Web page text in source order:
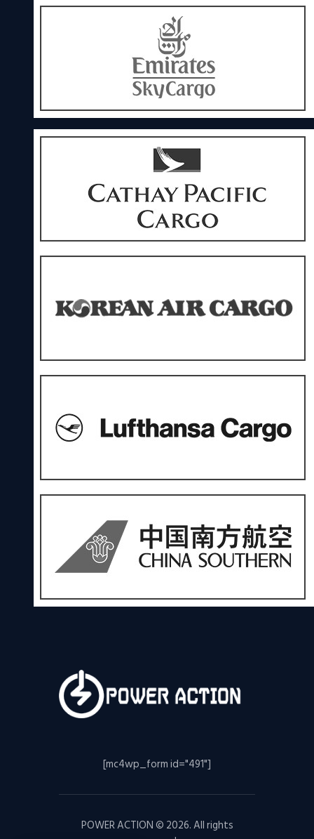
[mc4wp_form id="491"]
POWER ACTION © 2026. All rights